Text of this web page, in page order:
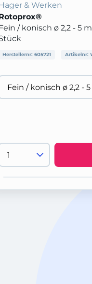
& Werken
/ konisch ø 2,2 - 5
Herstellernr: 605721 Artikelnr: